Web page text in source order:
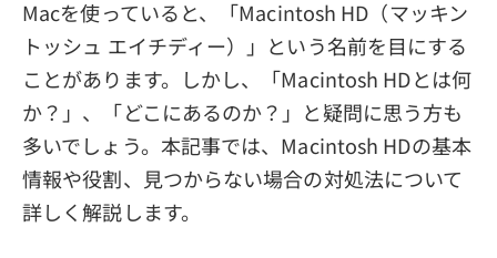
Macを使っていると、「Macintosh HD（マッキン
トッシュ エイチディー）」という名前を目にする
ことがあります。しかし、「Macintosh HDとは何
か？」、「どこにあるのか？」と疑問に思う方も
多いでしょう。本記事では、Macintosh HDの基本
情報や役割、見つからない場合の対処法について
詳しく解説します。